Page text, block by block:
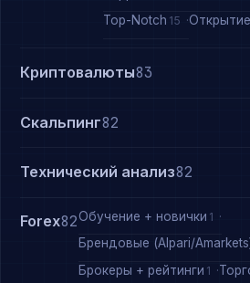
Top-Notch 15 Открытие
Криптовалюты83
Скальпинг82
Технический анализ82
Forex82Обучение + новички 1
Брендовые (Alpari/
Брокеры + рейтинги 1